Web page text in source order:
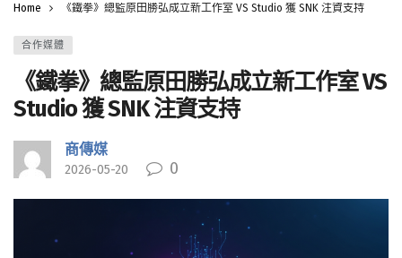
Home 《鐵拳》總監原田勝弘成立新工作室 VS Studio 獲 SNK 注資支持
合作媒體
《鐵拳》總監原田勝弘成立新工作室 VS
Studio 獲 SNK 注資支持
商傳媒
2026-05-20 0